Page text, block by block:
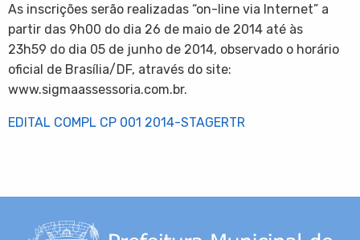
As inscrições serão realizadas “on-line via Internet” a
partir das 9h00 do dia 26 de maio de 2014 até às
23h59 do dia 05 de junho de 2014, observado o horário
oficial de Brasília/DF, através do site:
www.sigmaassessoria.com.br.
EDITAL COMPL CP 001 2014-STAGERTR